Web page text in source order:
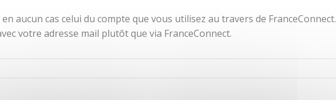
aucun cas celui du compte que vous utilisez au travers de FranceConnect.
votre adresse mail plutôt que via FranceConnect.